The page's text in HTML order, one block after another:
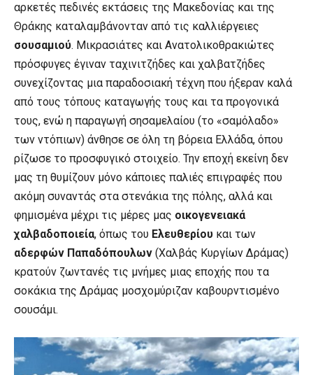
αρκετές πεδινές εκτάσεις της Μακεδονίας και της
Θράκης καταλαμβάνονταν από τις καλλιέργειες
σουσαμιού. Μικρασιάτες και Ανατολικοθρακιώτες
πρόσφυγες έγιναν ταχινιτζήδες και χαλβατζήδες
συνεχίζοντας μια παραδοσιακή τέχνη που ήξεραν καλά
από τους τόπους καταγωγής τους και τα προγονικά
τους, ενώ η παραγωγή σησαμελαίου (το «σαμόλαδο»
των ντόπιων) άνθησε σε όλη τη βόρεια Ελλάδα, όπου
ρίζωσε το προσφυγικό στοιχείο. Την εποχή εκείνη δεν
μας τη θυμίζουν μόνο κάποιες παλιές επιγραφές που
ακόμη συναντάς στα στενάκια της πόλης, αλλά και
φημισμένα μέχρι τις μέρες μας οικογενειακά
χαλβαδοποιεία, όπως του Ελευθερίου και των
αδερφών Παπαδόπουλων (Χαλβάς Κυργίων Δράμας)
κρατούν ζωντανές τις μνήμες μιας εποχής που τα
σοκάκια της Δράμας μοσχομύριζαν καβουρντισμένο
σουσάμι.